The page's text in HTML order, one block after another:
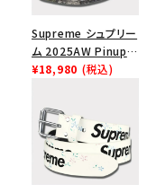
Supreme シュプリー
ム 2025AW Pinup
Mesh Back 5-Panel
ュバック 5パネルキャ
ップ トゥルーティン
バーHTC フォールカ
¥18,980 (税込)